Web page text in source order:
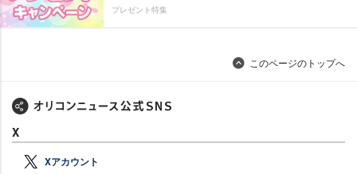
プレゼント特集
このページのトップへ
X
Xアカウント